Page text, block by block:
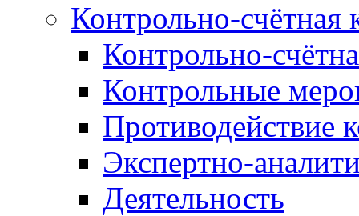
Контрольно-счётная
Контрольно-
Контрольные
Противодействие
Экспертно-
Деятельность